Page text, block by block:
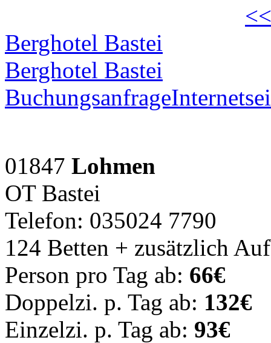
Berghotel Bastei
Berghotel Bastei
Buchungsanfrage
01847 Lohmen
OT Bastei
Telefon: 035024 7790
124 Betten + zusätzlich
Person pro Tag ab: 66€
Doppelzi. p. Tag ab: 132€
Einzelzi. p. Tag ab: 93€